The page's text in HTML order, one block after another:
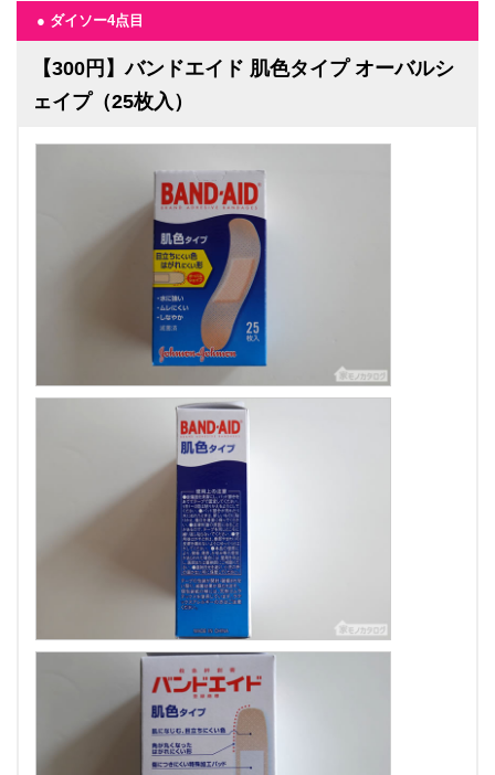
● ダイソー4点目
【300円】バンドエイド 肌色タイプ オーバルシ
ェイプ（25枚入）